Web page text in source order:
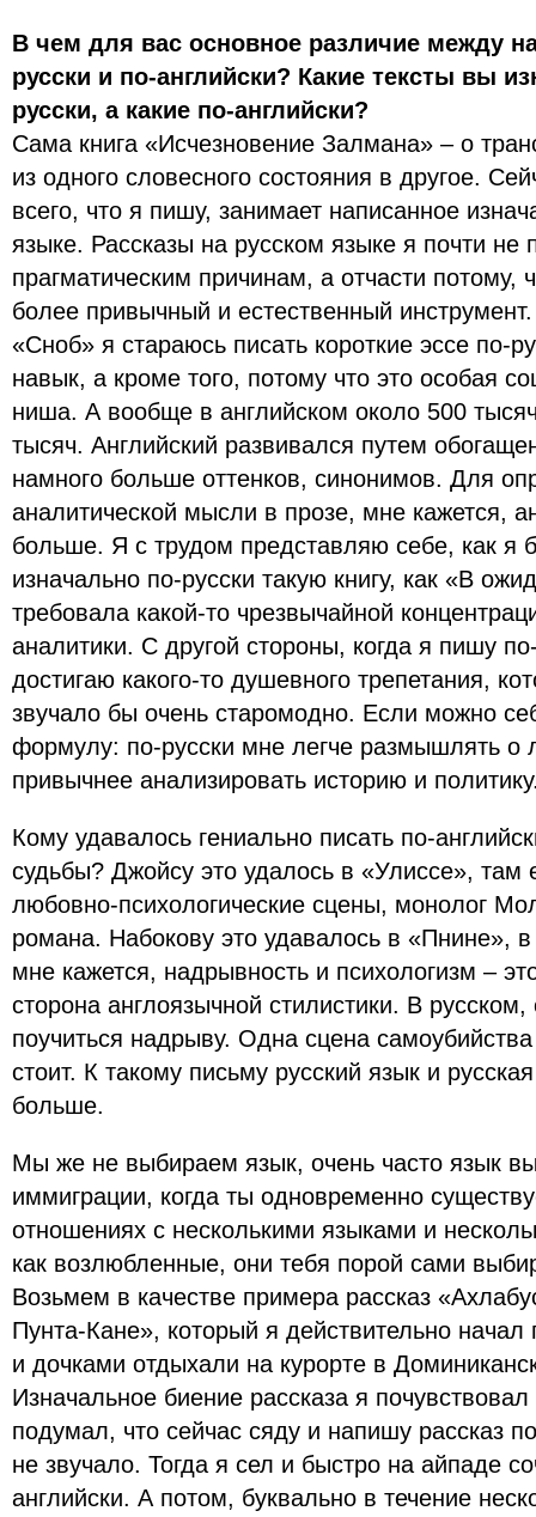
В чем для вас основное различие между
русски и по-английски? Какие тексты вы
русски, а какие по-английски?
Сама книга «Исчезновение Залмана» – о
из одного словесного состояния в другое.
всего, что я пишу, занимает написанное
языке. Рассказы на русском языке я почти не
прагматическим причинам, а отчасти потому,
более привычный и естественный
«Сноб» я стараюсь писать короткие эссе по-
навык, а кроме того, потому что это особая
ниша. А вообще в английском около 500
тысяч. Английский развивался путем
намного больше оттенков, синонимов. Для
аналитической мысли в прозе, мне кажется,
больше. Я с трудом представляю себе, как я
изначально по-русски такую книгу, как «В
требовала какой-то чрезвычайной
аналитики. С другой стороны, когда я пишу
достигаю какого-то душевного трепетания,
звучало бы очень старомодно. Если можно
формулу: по-русски мне легче размышлять о
привычнее анализировать историю и
Кому удавалось гениально писать по-
судьбы? Джойсу это удалось в «Улиссе», там
любовно-психологические сцены, монолог
романа. Набокову это удавалось в «Пнине»,
мне кажется, надрывность и психологизм –
сторона англоязычной стилистики. В русском,
поучиться надрыву. Одна сцена
стоит. К такому письму русский язык и
больше.
Мы же не выбираем язык, очень часто язык
иммиграции, когда ты одновременно
отношениях с несколькими языками и
как возлюбленные, они тебя порой сами
Возьмем в качестве примера рассказ
Пунта-Кане», который я действительно
и дочками отдыхали на курорте в
Изначальное биение рассказа я
подумал, что сейчас сяду и напишу рассказ
не звучало. Тогда я сел и быстро на айпаде
английски. А потом, буквально в течение